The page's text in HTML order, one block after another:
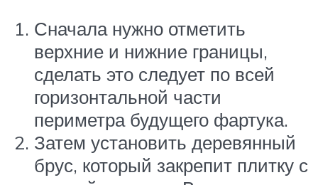
Сначала нужно отметить
верхние и нижние границы,
сделать это следует по всей
горизонтальной части
периметра будущего фартука.
Затем установить деревянный
брус, который закрепит плитку с